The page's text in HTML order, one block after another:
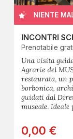
NIENTE
INCONTRI
Prenotabile
Una visita
Agrarie del
restaurata, un
borbonica,
guidati dal
museale.
0,00 €